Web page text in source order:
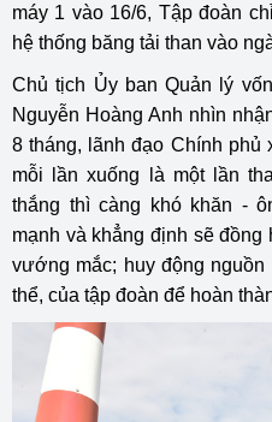
máy 1 vào 16/6, Tập đoàn
hệ thống băng tải than vào
Chủ tịch Ủy ban Quản lý
Nguyễn Hoàng Anh nhìn
8 tháng, lãnh đạo Chính phủ
mỗi lần xuống là một lần
thắng thì càng khó khăn -
mạnh và khẳng định sẽ
vướng mắc; huy động
thể, của tập đoàn để hoàn